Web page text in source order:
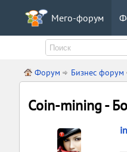
Мего-форум
Форум Бизнес форум
Coin-mining -